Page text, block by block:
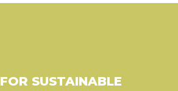
SUSTAINABLE